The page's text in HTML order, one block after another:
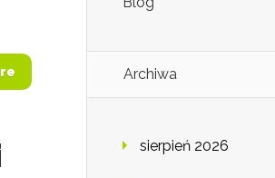
Archiwa
sierpień 2026